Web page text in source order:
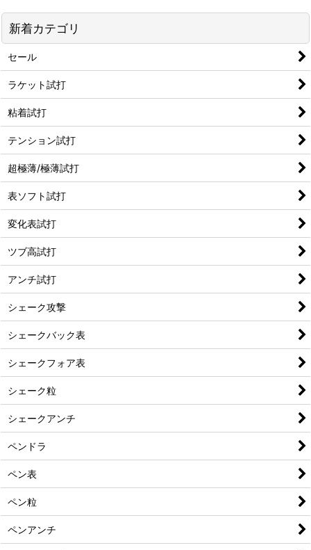
新着カテゴリ
セール
ラケット試打
粘着試打
テンション試打
超極薄/極薄試打
表ソフト試打
変化表試打
ツブ高試打
アンチ試打
シェーク攻撃
シェークバック表
シェークフォア表
シェーク粒
シェークアンチ
ペンドラ
ペン表
ペン粒
ペンアンチ